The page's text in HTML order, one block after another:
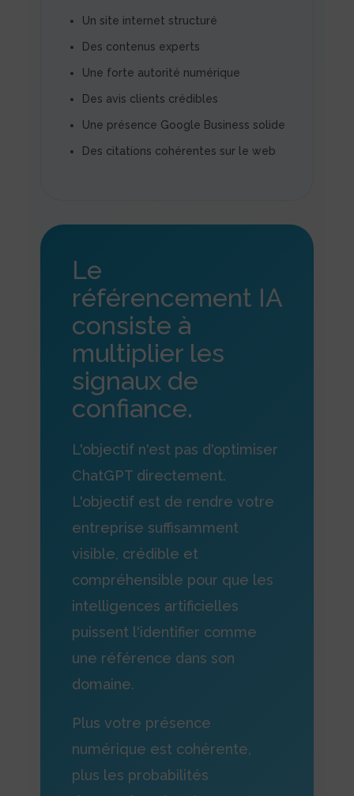
Un site internet structuré
Des contenus experts
Une forte autorité numérique
Des avis clients crédibles
Une présence Google Business solide
Des citations cohérentes sur le web
Le
référencement IA
consiste à
multiplier les
signaux de
confiance.
L'objectif n'est pas d'optimiser
ChatGPT directement.
L'objectif est de rendre votre
entreprise suffisamment
visible, crédible et
compréhensible pour que les
intelligences artificielles
puissent l'identifier comme
une référence dans son
domaine.
Plus votre présence
numérique est cohérente,
plus les probabilités